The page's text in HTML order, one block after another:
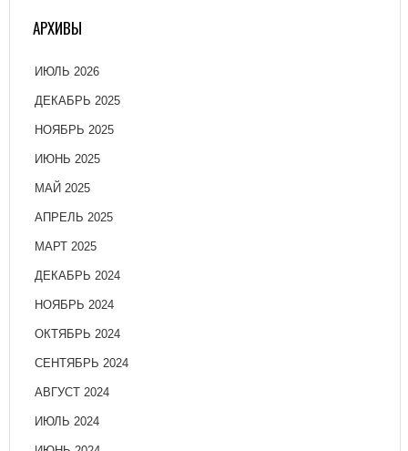
АРХИВЫ
ИЮЛЬ 2026
ДЕКАБРЬ 2025
НОЯБРЬ 2025
ИЮНЬ 2025
МАЙ 2025
АПРЕЛЬ 2025
МАРТ 2025
ДЕКАБРЬ 2024
НОЯБРЬ 2024
ОКТЯБРЬ 2024
СЕНТЯБРЬ 2024
АВГУСТ 2024
ИЮЛЬ 2024